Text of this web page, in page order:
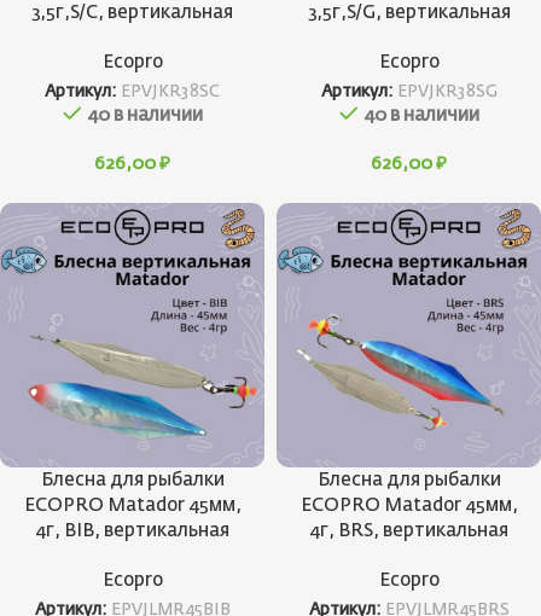
3,5г,S/C, вертикальная
Ecopro
Артикул: EPVJKR38SC
40 в наличии
626,00 ₽
3,5г,S/G, вертикальная
Ecopro
Артикул: EPVJKR38SG
40 в наличии
626,00 ₽
Блесна для рыбалки
ECOPRO Matador 45мм,
4г, BIB, вертикальная
Ecopro
Артикул: EPVJLMR45BIB
Блесна для рыбалки
ECOPRO Matador 45мм,
4г, BRS, вертикальная
Ecopro
Артикул: EPVJLMR45BRS